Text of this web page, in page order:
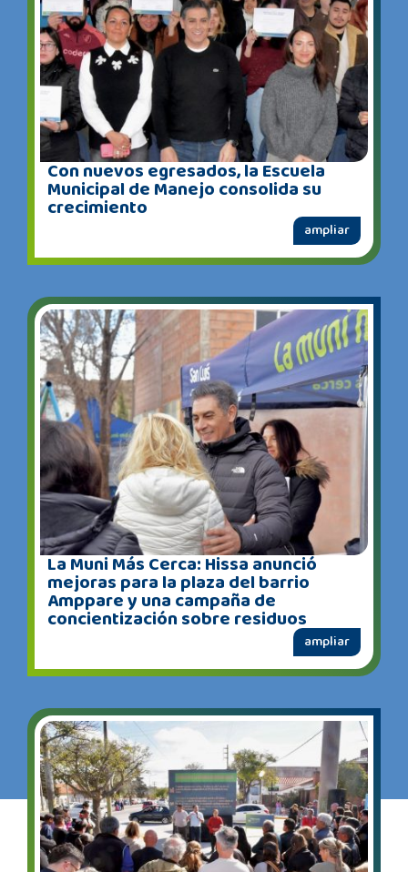
Con nuevos egresados, la Escuela
Municipal de Manejo consolida su
crecimiento
ampliar
La Muni Más Cerca: Hissa anunció
mejoras para la plaza del barrio
Amppare y una campaña de
concientización sobre residuos
ampliar